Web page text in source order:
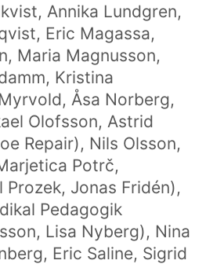
Annika Lundgren,
Eric Magassa,
Maria Magnusson,
Kristina
Åsa Norberg,
Olofsson, Astrid
Repair), Nils Olsson,
Potrč,
Prozek, Jonas Fridén),
Pedagogik
Lisa Nyberg), Nina
Eric Saline, Sigrid
värnar vi om kreativ
ger kraftfulla verktyg att